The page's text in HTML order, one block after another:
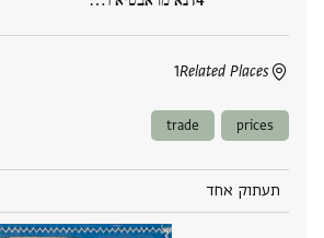
Related Places
1
prices
trade
תעתוק אחד